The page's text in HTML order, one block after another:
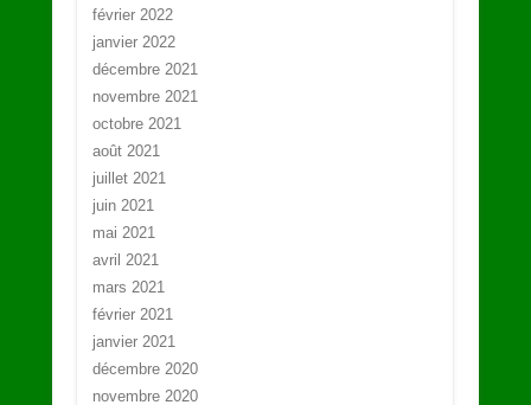
février 2022
janvier 2022
décembre 2021
novembre 2021
octobre 2021
août 2021
juillet 2021
juin 2021
mai 2021
avril 2021
mars 2021
février 2021
janvier 2021
décembre 2020
novembre 2020